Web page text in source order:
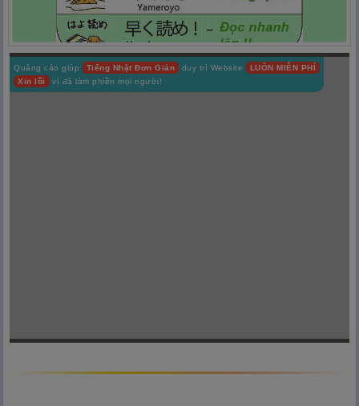
Quảng cáo giúp Tiếng Nhật Đơn Giản duy trì Website
LUÔN MIỄN PHÍ
Xin lỗi
vì đã làm phiền mọi người!